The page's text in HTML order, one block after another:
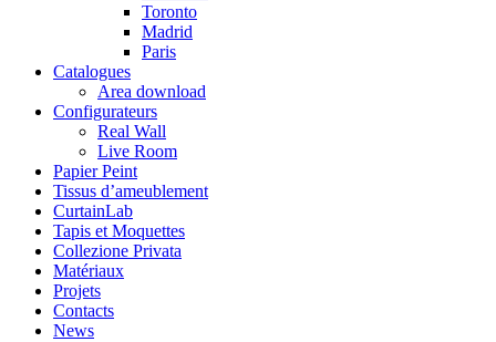
Toronto
Madrid
Paris
Catalogues
Area download
Configurateurs
Real Wall
Live Room
Papier Peint
Tissus d’ameublement
CurtainLab
Tapis et Moquettes
Collezione Privata
Matériaux
Projets
Contacts
News